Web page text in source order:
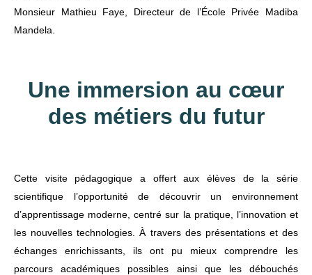
Monsieur Mathieu Faye, Directeur de l’École Privée Madiba
Mandela.
Une immersion au cœur
des métiers du futur
Cette visite pédagogique a offert aux élèves de la série
scientifique l’opportunité de découvrir un environnement
d’apprentissage moderne, centré sur la pratique, l’innovation et
les nouvelles technologies. À travers des présentations et des
échanges enrichissants, ils ont pu mieux comprendre les
parcours académiques possibles ainsi que les débouchés